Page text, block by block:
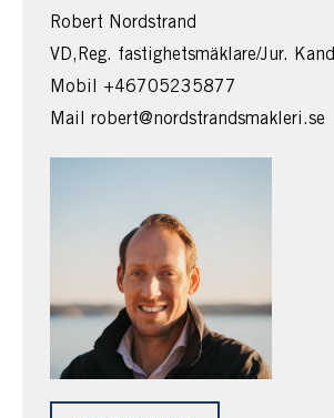
Robert Nordstrand
VD,Reg. fastighetsmäklare/Jur. Kand
Mobil +46705235877
Mail robert@nordstrandsmakleri.se